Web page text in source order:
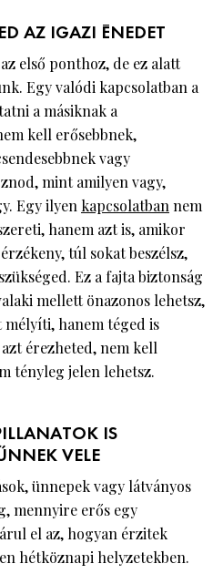
AZ IGAZI ÉNEDET
első ponthoz, de ez alatt
Egy valódi kapcsolatban a
a másiknak a
kell erősebbnek,
vagy
mint amilyen vagy,
Egy ilyen kapcsolatbannem
hanem azt is, amikor
túl sokat beszélsz,
Ez a fajta biztonság
mellett önazonos lehetsz,
mélyíti, hanem téged is
érezheted, nem kell
tényleg jelen lehetsz.
IS
VELE
ünnepek vagy látványos
mennyire erős egy
el az, hogyan érzitek
hétköznapi helyzetekben.